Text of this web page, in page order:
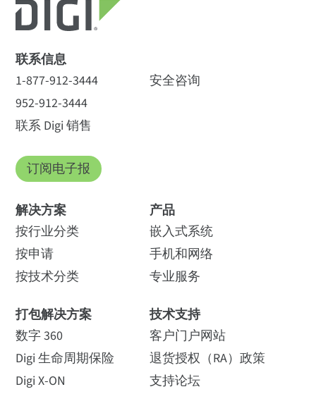
联系信息
1-877-912-3444
952-912-3444
联系 Digi 销售
安全咨询
订阅电子报
解决方案
按行业分类
按申请
按技术分类
打包解决方案
数字 360
Digi 生命周期保险
Digi X-ON
产品
嵌入式系统
手机和网络
专业服务
技术支持
客户门户网站
退货授权（RA）政策
支持论坛